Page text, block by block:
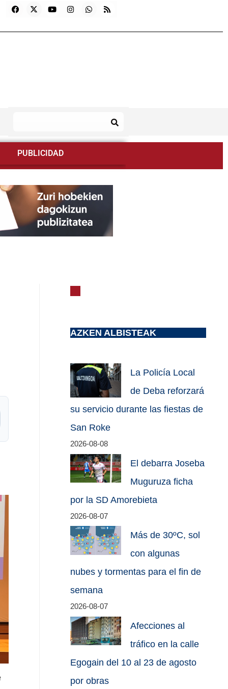
PUBLICIDAD
AZKEN ALBISTEAK
La Policía Local
de Deba reforzará
su servicio durante las fiestas de
San Roke
2026-08-08
El debarra Joseba
Muguruza ficha
por la SD Amorebieta
2026-08-07
Más de 30ºC, sol
con algunas
nubes y tormentas para el fin de
semana
2026-08-07
Afecciones al
tráfico en la calle
Egogain del 10 al 23 de agosto
por obras